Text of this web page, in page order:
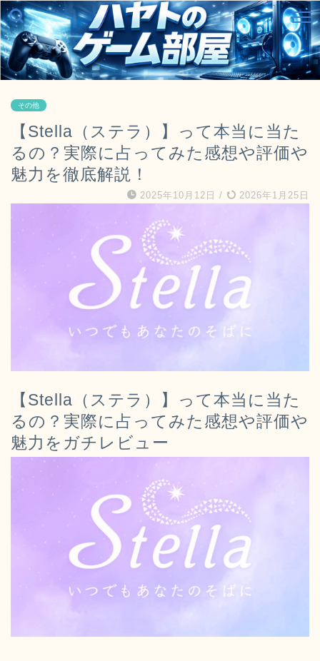
その他
【Stella（ステラ）】って本当に当た
るの？実際に占ってみた感想や評価や
魅力を徹底解説！
2025年10月12日 / 2026年1月25日
【Stella（ステラ）】って本当に当た
るの？実際に占ってみた感想や評価や
魅力をガチレビュー